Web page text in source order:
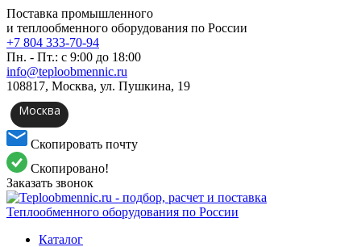
Поставка промышленного
и теплообменного оборудования по России
+7 804 333-70-94
Пн. - Пт.: с 9:00 до 18:00
info@teploobmennic.ru
108817, Москва, ул. Пушкина, 19
Москва
Скопировать почту
Скопировано!
Заказать звонок
Каталог